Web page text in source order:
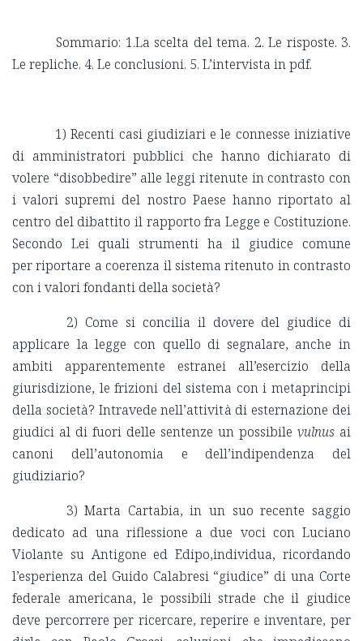
Sommario: 1.La scelta del tema. 2. Le risposte. 3.
Le repliche. 4. Le conclusioni. 5. L’intervista in pdf.
1) Recenti casi giudiziari e le connesse iniziative
di amministratori pubblici che hanno dichiarato di
volere “disobbedire” alle leggi ritenute in contrasto con
i valori supremi del nostro Paese hanno riportato al
centro del dibattito il rapporto fra Legge e Costituzione.
Secondo Lei quali strumenti ha il giudice comune
per riportare a coerenza il sistema ritenuto in contrasto
con i valori fondanti della società?
2) Come si concilia il dovere del giudice di
applicare la legge con quello di segnalare, anche in
ambiti apparentemente estranei all’esercizio della
giurisdizione, le frizioni del sistema con i metaprincipi
della società? Intravede nell’attività di esternazione dei
giudici al di fuori delle sentenze un possibile vulnus ai
canoni dell’autonomia e dell’indipendenza del
giudiziario?
3) Marta Cartabia, in un suo recente saggio
dedicato ad una riflessione a due voci con Luciano
Violante su Antigone ed Edipo,individua, ricordando
l’esperienza del Guido Calabresi “giudice” di una Corte
federale americana, le possibili strade che il giudice
deve percorrere per ricercare, reperire e inventare, per